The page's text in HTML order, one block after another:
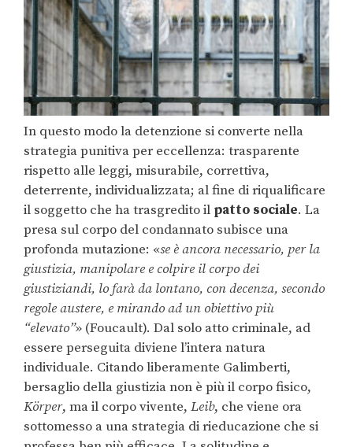
In questo modo la detenzione si converte nella
strategia punitiva per eccellenza: trasparente
rispetto alle leggi, misurabile, correttiva,
deterrente, individualizzata; al fine di riqualificare
il soggetto che ha trasgredito il patto sociale. La
presa sul corpo del condannato subisce una
profonda mutazione: «se è ancora necessario, per la
giustizia, manipolare e colpire il corpo dei
giustiziandi, lo farà da lontano, con decenza, secondo
regole austere, e mirando ad un obiettivo più
“elevato”» (Foucault). Dal solo atto criminale, ad
essere perseguita diviene l’intera natura
individuale. Citando liberamente Galimberti,
bersaglio della giustizia non è più il corpo fisico,
Körper, ma il corpo vivente, Leib, che viene ora
sottomesso a una strategia di rieducazione che si